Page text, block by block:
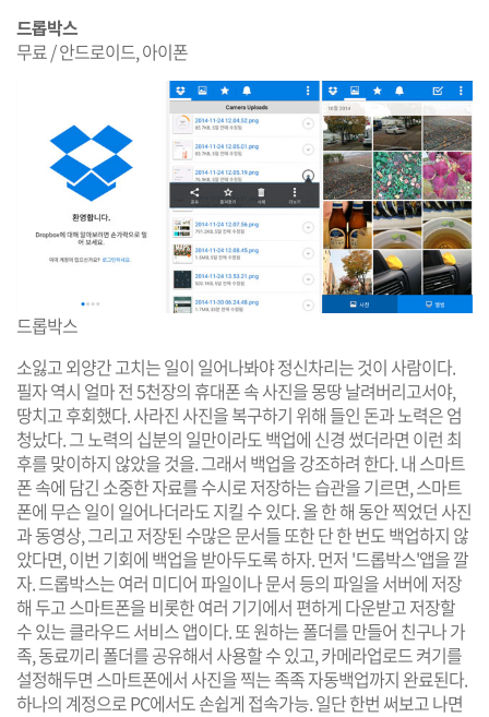
드롭박스
무료 / 안드로이드, 아이폰
드롭박스
소잃고 외양간 고치는 일이 일어나봐야 정신차리는 것이 사람이다.
필자 역시 얼마 전 5천장의 휴대폰 속 사진을 몽땅 날려버리고서야,
땅치고 후회했다. 사라진 사진을 복구하기 위해 들인 돈과 노력은 엄
청났다. 그 노력의 십분의 일만이라도 백업에 신경 썼더라면 이런 최
후를 맞이하지 않았을 것을. 그래서 백업을 강조하려 한다. 내 스마트
폰 속에 담긴 소중한 자료를 수시로 저장하는 습관을 기르면, 스마트
폰에 무슨 일이 일어나더라도 지킬 수 있다. 올 한 해 동안 찍었던 사진
과 동영상, 그리고 저장된 수많은 문서들 또한 단 한 번도 백업하지 않
았다면, 이번 기회에 백업을 받아두도록 하자. 먼저 '드롭박스'앱을 깔
자. 드롭박스는 여러 미디어 파일이나 문서 등의 파일을 서버에 저장
해 두고 스마트폰을 비롯한 여러 기기에서 편하게 다운받고 저장할
수 있는 클라우드 서비스 앱이다. 또 원하는 폴더를 만들어 친구나 가
족, 동료끼리 폴더를 공유해서 사용할 수 있고, 카메라업로드 켜기를
설정해두면 스마트폰에서 사진을 찍는 족족 자동백업까지 완료된다.
하나의 계정으로 PC에서도 손쉽게 접속가능. 일단 한번 써보고 나면